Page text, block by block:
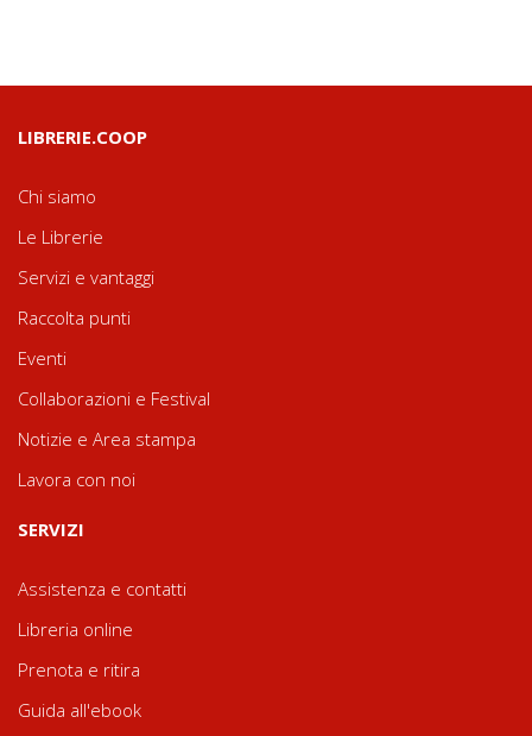
LIBRERIE.COOP
Chi siamo
Le Librerie
Servizi e vantaggi
Raccolta punti
Eventi
Collaborazioni e Festival
Notizie e Area stampa
Lavora con noi
SERVIZI
Assistenza e contatti
Libreria online
Prenota e ritira
Guida all'ebook